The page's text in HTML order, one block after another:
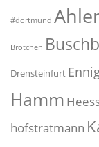
#dortmund
Brötchen
Drensteinfurt
Hamm
hofstratmann